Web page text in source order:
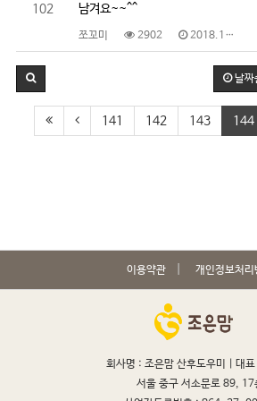
102
남겨요~~^^
쪼꼬미 2902 2018.12.20
날짜
141 142 143 144
이용약관 개인정보처리
회사명 : 조은맘 산후도우미 | 대표
서울 중구 서소문로 89, 17